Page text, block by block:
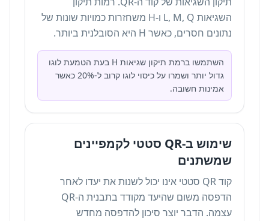
השגיאות L, M, Q ו-H משחזרות כמויות שונות של
נתונים חסרים, כאשר H היא הסובלנית ביותר.
השתמשו ברמת תיקון שגיאות H בעת הטמעת לוגו
גדול יותר ושמרו על כיסוי לוגו קרוב ל-20% כאשר
אמינות חשובה.
שימוש ב-QR סטטי לקמפיינים
שמשתנים
קוד QR סטטי אינו יכול לשנות את יעדו לאחר
הדפסה משום שהיעד מקודד בתבנית ה-QR
עצמה. הדבר יוצר סיכון להדפסה מחדש